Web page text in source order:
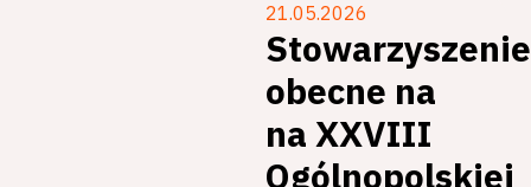
21.05.2026
Stowarzyszenie
obecne na
na XXVIII
Ogólnopolskiej